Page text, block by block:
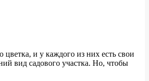
и у каждого из них есть свои
вид садового участка. Но, чтобы